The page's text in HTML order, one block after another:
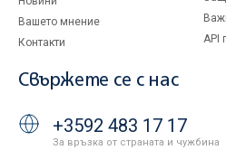
Вашето мнение
Контакти
API
Свържете се с нас
+3592 483 17 17
За връзка от страната и чужбина